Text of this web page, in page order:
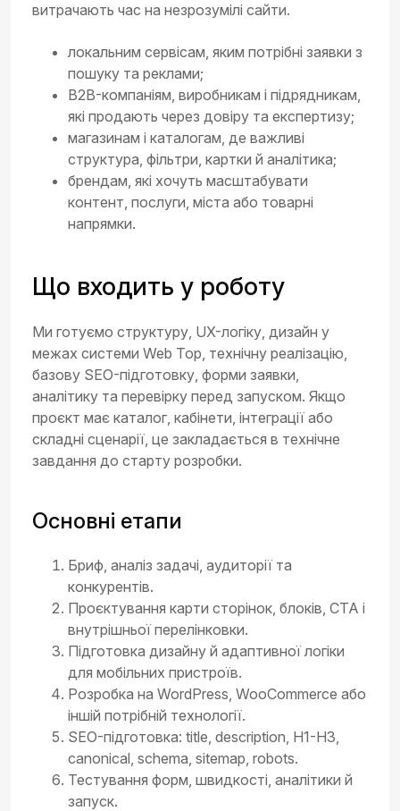
витрачають час на незрозумілі сайти.
локальним сервісам, яким потрібні заявки з
пошуку та реклами;
B2B-компаніям, виробникам і підрядникам,
які продають через довіру та експертизу;
магазинам і каталогам, де важливі
структура, фільтри, картки й аналітика;
брендам, які хочуть масштабувати
контент, послуги, міста або товарні
напрямки.
Що входить у роботу
Ми готуємо структуру, UX-логіку, дизайн у
межах системи Web Top, технічну реалізацію,
базову SEO-підготовку, форми заявки,
аналітику та перевірку перед запуском. Якщо
проєкт має каталог, кабінети, інтеграції або
складні сценарії, це закладається в технічне
завдання до старту розробки.
Основні етапи
Бриф, аналіз задачі, аудиторії та
конкурентів.
Проєктування карти сторінок, блоків, CTA і
внутрішньої перелінковки.
Підготовка дизайну й адаптивної логіки
для мобільних пристроїв.
Розробка на WordPress, WooCommerce або
іншій потрібній технології.
SEO-підготовка: title, description, H1-H3,
canonical, schema, sitemap, robots.
Тестування форм, швидкості, аналітики й
запуск.